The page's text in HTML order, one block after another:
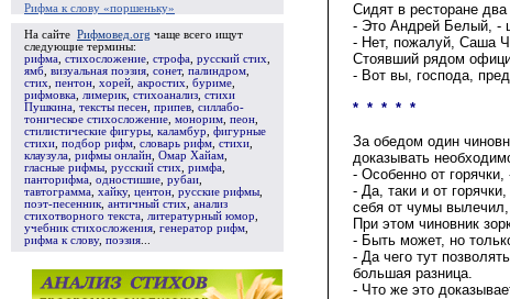
Рифма к слову «поршеньку»
На сайте Рифмовед.org чаще всего ищут
следующие термины:
рифма стихосложение строфа русский стих
ямб визуальная поэзия сонет, палиндром
стих
пентон хорей акростих буриме
рифмовка
лимерик стихоанализ стихи
Пушкина тексты песен припев силлабо-
тоническое стихосложение монорим пеон
стилистические фигуры каламбур
фигурные
стихи подбор рифм словарь рифм стихи
клаузула рифмы онлайн Омар Хайам
гласные рифмы русский стих римфа
панторифма одностишие рубаи
тавтограмма хайку, центон русские рифмы
поэт-песенник античный стих
анализ
стихотворного текста
литературный юмор
учебник стихосложения генератор рифм
рифма к слову, поэзия
Сидят в ресторане два
- Это Андрей Белый, -
- Нет, пожалуй, Саша
Стоявший рядом
- Вот вы, господа,
* * * * *
За обедом один
доказывать
- Особенно от
- Да, таки и от
себя от чумы вылечил,
При этом чиновник
- Быть может, но
- Да чего тут
большая разница.
- Что же это